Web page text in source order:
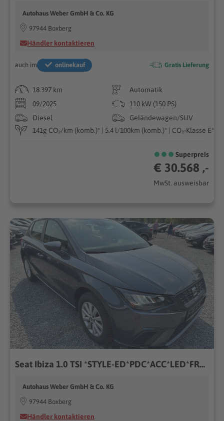
Autohaus Weber GmbH & Co. KG
97944 Boxberg
Händler kontaktieren
auch im onlinekauf Gratis Lieferung
18.397 km
Automatik
09/2025
110 kW (150 PS)
Diesel
Geländewagen/SUV
141g CO₂/km (komb.)* | 5.4 l/100km (komb.)* | CO₂-Klasse E*
Superpreis
€ 30.568 ,-
MwSt. ausweisbar
Seat Ibiza 1.0 TSI *STYLE-ED*PDC*ACC*LED*FRONT-ASSIST
Autohaus Weber GmbH & Co. KG
97944 Boxberg
Händler kontaktieren